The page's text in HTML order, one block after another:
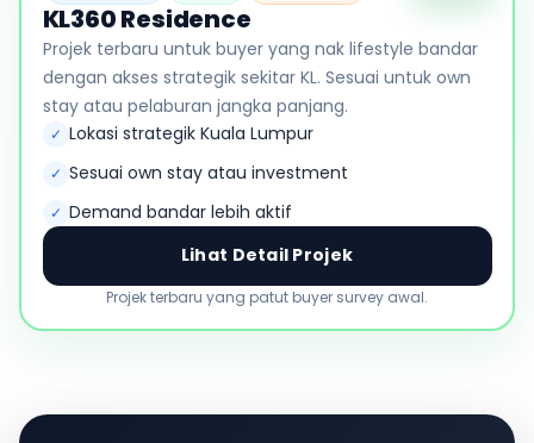
KL360 Residence
Projek terbaru untuk buyer yang nak lifestyle bandar
dengan akses strategik sekitar KL. Sesuai untuk own
stay atau pelaburan jangka panjang.
✓ Lokasi strategik Kuala Lumpur
✓ Sesuai own stay atau investment
✓ Demand bandar lebih aktif
Lihat Detail Projek
Projek terbaru yang patut buyer survey awal.